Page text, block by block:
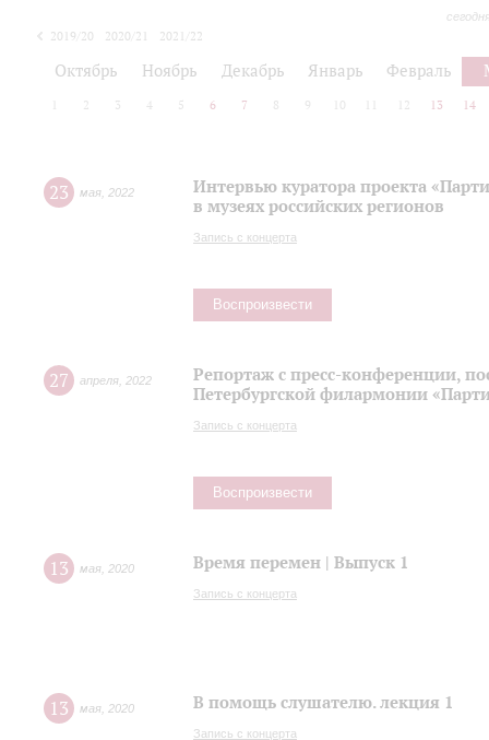
2019/20 2020/21 2021/22
Октябрь Ноябрь Декабрь Январь Февраль
2 3 4 5 6 7 8 9 10 12 13 14
23 мая 2022
Интервью куратора проекта
в музеях российских регионов
Запись с концерта
Воспроизвести
27 апреля 2022
Репортаж с пресс-конференции,
Петербургской филармонии
Запись с концерта
Воспроизвести
13 мая 2020 Время перемен | Выпуск 1
Запись с концерта
13 мая 2020 В помощь слушателю. лекция 1
Запись с концерта